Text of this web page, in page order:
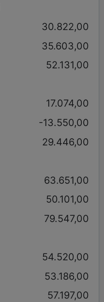
30.822,00
35.603,00
52.131,00
17.074,00
-13.550,00
29.446,00
63.651,00
50.101,00
79.547,00
54.520,00
53.186,00
57.197,00